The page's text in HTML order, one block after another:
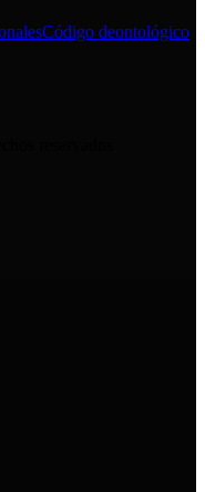
Código deontológico